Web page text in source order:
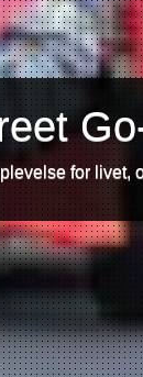
for livet,